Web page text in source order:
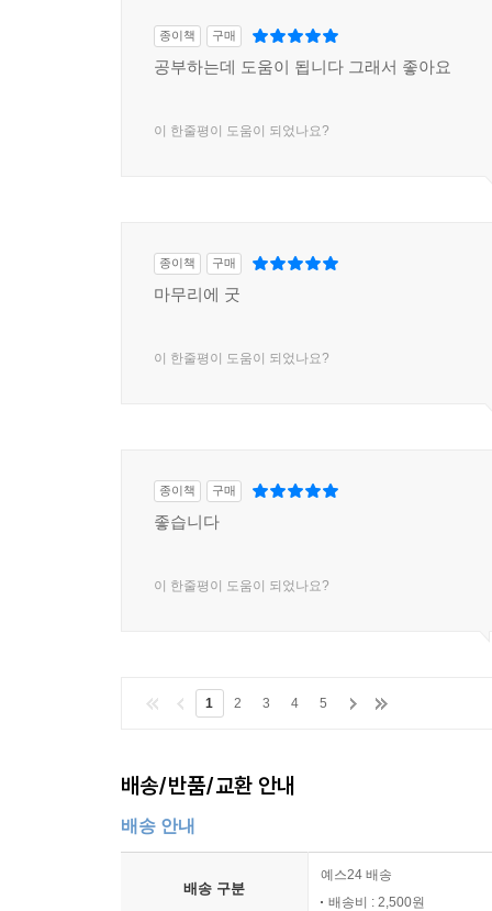
종이책 구매
공부하는데 도움이 됩니다 그래서 좋아요
이 한줄평이 도움이 되었나요?
종이책 구매
마무리에 굿
이 한줄평이 도움이 되었나요?
종이책 구매
좋습니다
이 한줄평이 도움이 되었나요?
1 2 3 4 5
배송/반품/교환 안내
배송 안내
배송 구분
예스24 배송
배송비 : 2,500원